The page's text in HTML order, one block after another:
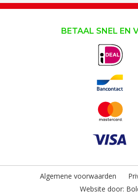
BETAAL SNEL EN
Algemene voorwaarden
Website door: